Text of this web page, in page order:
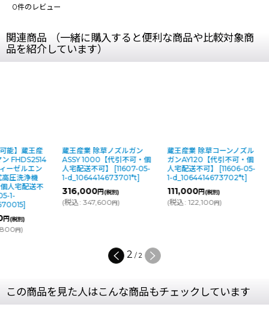
0件のレビュー
関連商品 （一緒に購入すると便利な商品や比較対象商
品を紹介しています）
能】蔵王産
FHDS2514
ーゼルエン
高圧洗浄機
人宅配送不
1-
]
円(税別)
円)
蔵王産業 除草ノズルガン
ASSY 1000【代引不可・個
人宅配送不可】
[11607-05-
1-d_1064414673701*t]
316,000円(税別)
(税込: 347,600円)
蔵王産業 除草コーンノズル
ガンAY120【代引不可・個
人宅配送不可】
[11606-05-
1-d_1064414673702*t]
111,000円(税別)
(税込: 122,100円)
2 / 2
この商品を見た人はこんな商品もチェックしています